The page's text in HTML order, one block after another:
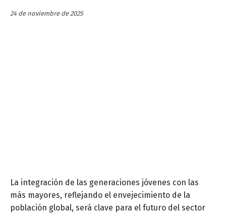
24 de noviembre de 2025
La integración de las generaciones jóvenes con las
más mayores, reflejando el envejecimiento de la
población global, será clave para el futuro del sector